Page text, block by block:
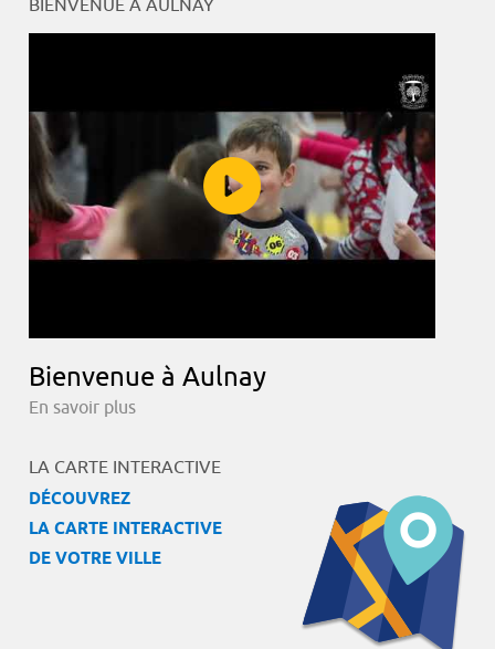
BIENVENUE À AULNAY
Bienvenue à Aulnay
En savoir plus
LA CARTE INTERACTIVE
DÉCOUVREZ
LA CARTE INTERACTIVE
DE VOTRE VILLE